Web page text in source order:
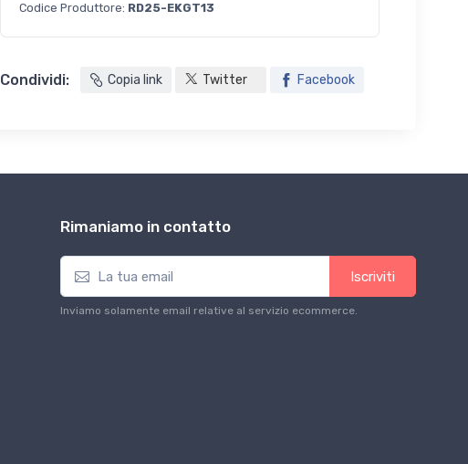
Codice Produttore: RD25-EKGT13
Condividi: Copia link Twitter Facebook
Rimaniamo in contatto
Iscriviti
Inviamo solamente email relative al servizio ecommerce.